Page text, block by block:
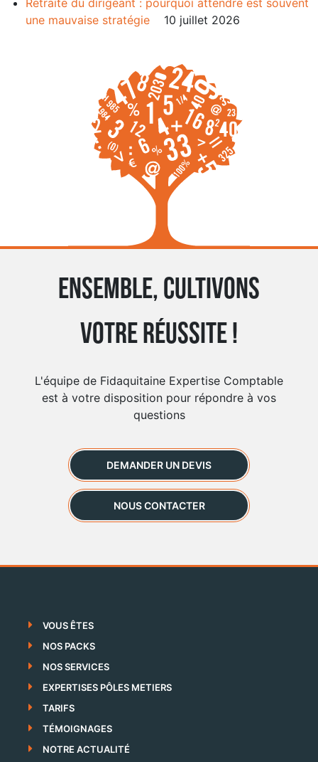
une mauvaise stratégie
10 juillet 2026
Ensemble, cultivons
votre réussite !
L'équipe de Fidaquitaine Expertise Comptable
est à votre disposition pour répondre à vos
questions
DEMANDER UN DEVIS
NOUS CONTACTER
VOUS ÊTES
NOS PACKS
NOS SERVICES
EXPERTISES PÔLES METIERS
TARIFS
TÉMOIGNAGES
NOTRE ACTUALITÉ